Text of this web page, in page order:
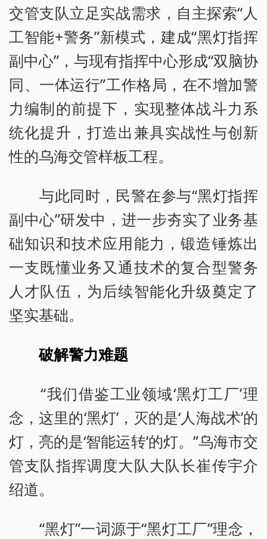
交管支队立足实战需求，自主探索“人
工智能+警务”新模式，建成“黑灯指挥
副中心”，与现有指挥中心形成“双脑协
同、一体运行”工作格局，在不增加警
力编制的前提下，实现整体战斗力系
统化提升，打造出兼具实战性与创新
性的乌海交管样板工程。
与此同时，民警在参与“黑灯指挥
副中心”研发中，进一步夯实了业务基
础知识和技术应用能力，锻造锤炼出
一支既懂业务又通技术的复合型警务
人才队伍，为后续智能化升级奠定了
坚实基础。
破解警力难题
“我们借鉴工业领域‘黑灯工厂’理
念，这里的‘黑灯’，灭的是‘人海战术’的
灯，亮的是‘智能运转’的灯。”乌海市交
管支队指挥调度大队大队长崔传宇介
绍道。
“黑灯”一词源于“黑灯工厂”理念，